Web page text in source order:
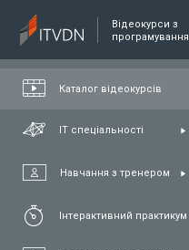
Відеокурси з
програмування
Каталог відеокурсів
ІТ спеціальності
Навчання з тренером
Інтерактивний практикум
FullStack C#/.NET Java